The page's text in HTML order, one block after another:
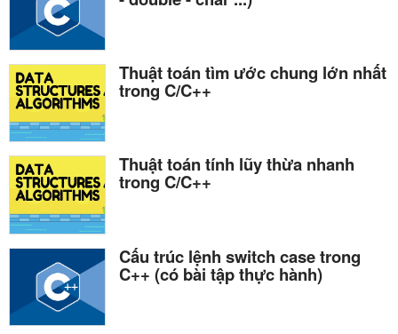
Thuật toán tìm ước chung lớn nhất
trong C/C++
Thuật toán tính lũy thừa nhanh
trong C/C++
Cấu trúc lệnh switch case trong
C++ (có bài tập thực hành)